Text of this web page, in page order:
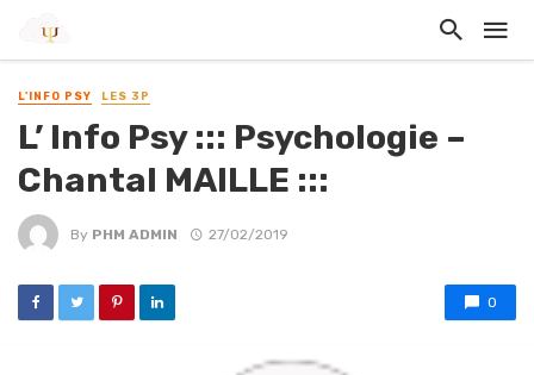
L'INFO PSY LES 3P
L’ Info Psy ::: Psychologie –
Chantal MAILLE :::
By PHM ADMIN 27/02/2019
0